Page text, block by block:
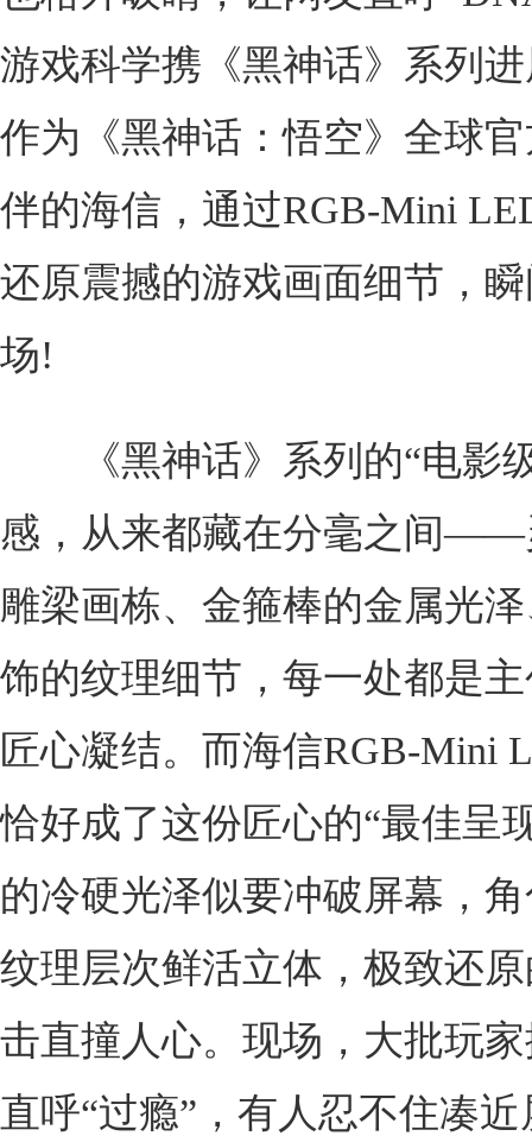
游戏科学携《黑神话》系列
作为《黑神话：悟空》全球
伴的海信，通过RGB-Mini
还原震撼的游戏画面细节，
场!
《黑神话》系列的“电影
感，从来都藏在分毫之间——
雕梁画栋、金箍棒的金属光
饰的纹理细节，每一处都是
匠心凝结。而海信RGB-Mini
恰好成了这份匠心的“最佳呈
的冷硬光泽似要冲破屏幕，
纹理层次鲜活立体，极致还
击直撞人心。现场，大批玩
直呼“过瘾”，有人忍不住凑